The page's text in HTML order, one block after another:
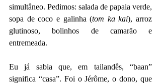
simultâneo. Pedimos: salada de papaia verde,
sopa de coco e galinha (tom ka kai), arroz
glutinoso, bolinhos de camarão e
entremeada.
Eu já sabia que, em tailandês, “baan”
significa “casa”. Foi o Jérôme, o dono, que